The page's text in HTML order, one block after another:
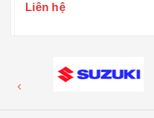
Liên hệ